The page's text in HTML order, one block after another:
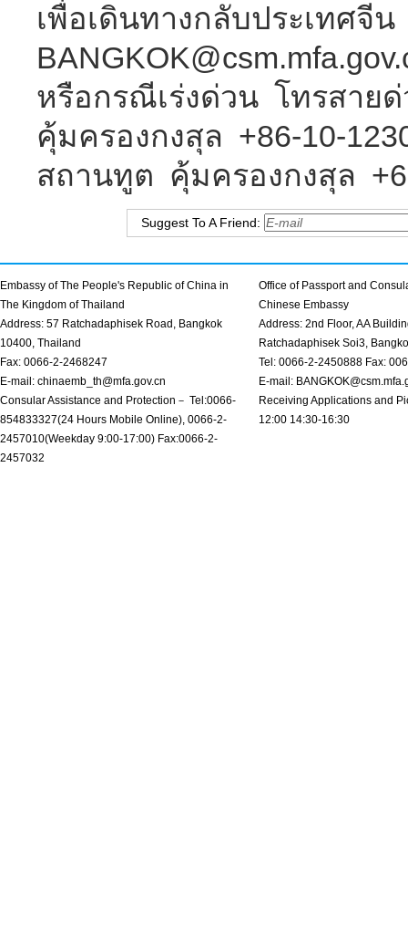
เพื่อเดินทางกลับประ
หรือกรณีเร่งด่วน โทรสาย
คุ้มครองกงสุล +86-10-
สถานทูต คุ้มครองกงสุล
Suggest To A Friend:
Embassy of The People's Republic of China in
The Kingdom of Thailand
Address: 57 Ratchadaphisek Road, Bangkok
10400, Thailand
Fax: 0066-2-2468247
E-mail: chinaemb_th@mfa.gov.cn
Consular Assistance and Protection－ Tel:0066-
854833327(24 Hours Mobile Online), 0066-2-
2457010(Weekday 9:00-17:00) Fax:0066-2-
2457032
Office of Passport and
Chinese Embassy
Address: 2nd Floor, AA
Ratchadaphisek Soi3,
Tel: 0066-2-2450888 Fax:
E-mail:
Receiving Applications and
12:00 14:30-16:30